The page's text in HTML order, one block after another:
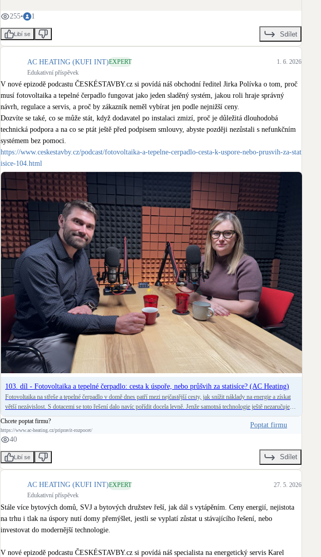
Registrace
Nenechte si ujít příležitost získat aktuální informace, praktické návody a odpovědi na otázky, které
budou v roce 2026 rozhodovat o úspěchu vašich projektů. 🚀
#AES #AVTČ #Refsite #NZÚ #dotace #NovaZelenaUsporam #renovacnipasy
255• 1
Libí se Sdílet
AC HEATING (KUFI INT)EXPERT
1. 6. 2026
Edukativní příspěvek
V nové epizodě podcastu ČESKÉSTAVBY.cz si povídá náš obchodní ředitel Jirka Polívka o tom, proč
musí fotovoltaika a tepelné čerpadlo fungovat jako jeden sladěný systém, jakou roli hraje správný
návrh, regulace a servis, a proč by zákazník neměl vybírat jen podle nejnižší ceny.
Dozvíte se také, co se může stát, když dodavatel po instalaci zmizí, proč je důležitá dlouhodobá
technická podpora a na co se ptát ještě před podpisem smlouvy, abyste později nezůstali s nefunkčním
https://www.ceskestavby.cz/podcast/fotovoltaika-a-tepelne-cerpadlo-cesta-k-uspore-nebo-prusvih-za-stat
isice-104.html
103. díl - Fotovoltaika a tepelné čerpadlo: cesta k úspoře, nebo průšvih za statisíce? (AC Heating)
Fotovoltaika na střeše a tepelné čerpadlo v domě dnes patří mezi nejčastější cesty, jak snížit náklady na energie a získat
větší nezávislost. S dotacemi se toto řešení dalo navíc pořídit docela levně. Jenže samotná technologie ještě nezaručuje
úsporu v budoucnu ani bezstarostný provoz. V nové epizodě podcastu ČESKÉSTAVBY.cz si povídáme s Jirkou
Polívkou z firmy AC Heating o tom, proč musí fotovoltaika a tepelné čerpadlo fungovat jako jeden sladěný systém,
jakou roli hraje správný návrh, regulace a servis, a proč by zákazník neměl vybírat jen podle nejnižší ceny. Dozvíte se
ještě před podpisem smlouvy, abyste později nezůstali s nefunkčním systémem bez pomoci.&nbsp;
Chcete poptat firmu?
https://www.ac-heating.cz/pripravit-rozpocet/
Poptat firmu
40
Libí se Sdílet
AC HEATING (KUFI INT)EXPERT
27. 5. 2026
Edukativní příspěvek
Stále více bytových domů, SVJ a bytových družstev řeší, jak dál s vytápěním. Ceny energií, nejistota
na trhu i tlak na úspory nutí domy přemýšlet, jestli se vyplatí zůstat u stávajícího řešení, nebo
investovat do modernější technologie.
V nové epizodě podcastu ČESKÉSTAVBY.cz si povídá náš specialista na energetický servis Karel